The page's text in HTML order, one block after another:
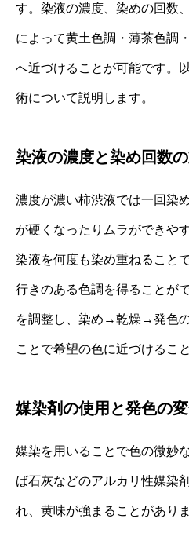
す。染液の濃度、染めの回数
によって黄土色調・薄茶色調
へ近づけることが可能です。
術について説明します。
染液の濃度と染め回数
濃度が濃い柿渋液では一回染
が硬くなったりムラができや
染液を何度も染め重ねること
行きのある色調を得ることが
を調整し、染め→乾燥→発色
ことで希望の色に近づけるこ
媒染剤の使用と発色の
媒染を用いることで色の微妙
ば石灰などのアルカリ性媒染
れ、黄味が強まることがあり